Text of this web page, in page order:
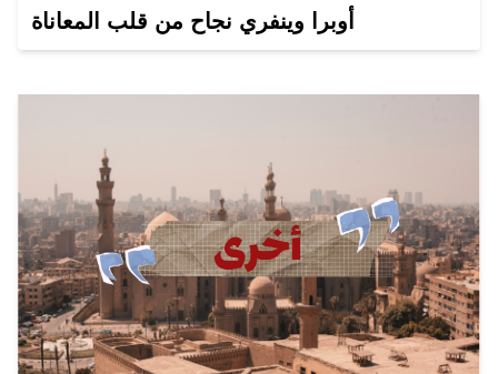
أوبرا وينفري نجاح من قلب المعاناة